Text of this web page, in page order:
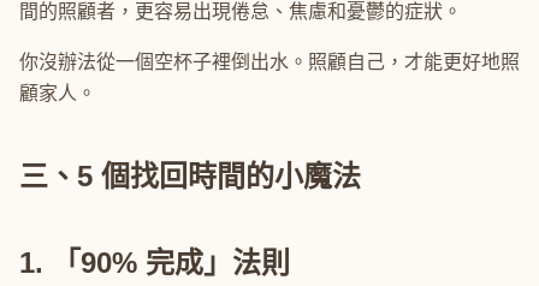
間的照顧者，更容易出現倦怠、焦慮和憂鬱的症狀。
你沒辦法從一個空杯子裡倒出水。照顧自己，才能更好地照
顧家人。
三、5 個找回時間的小魔法
1. 「90% 完成」法則